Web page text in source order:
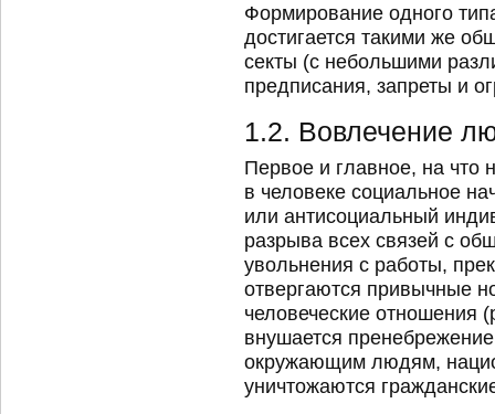
Формирование одного
достигается такими же
секты (с небольшими
предписания, запреты и
1.2. Вовлечение
Первое и главное, на что
в человеке социальное
или антисоциальный
разрыва всех связей с
увольнения с работы,
отвергаются привычные
человеческие отношения
внушается
окружающим людям,
уничтожаются